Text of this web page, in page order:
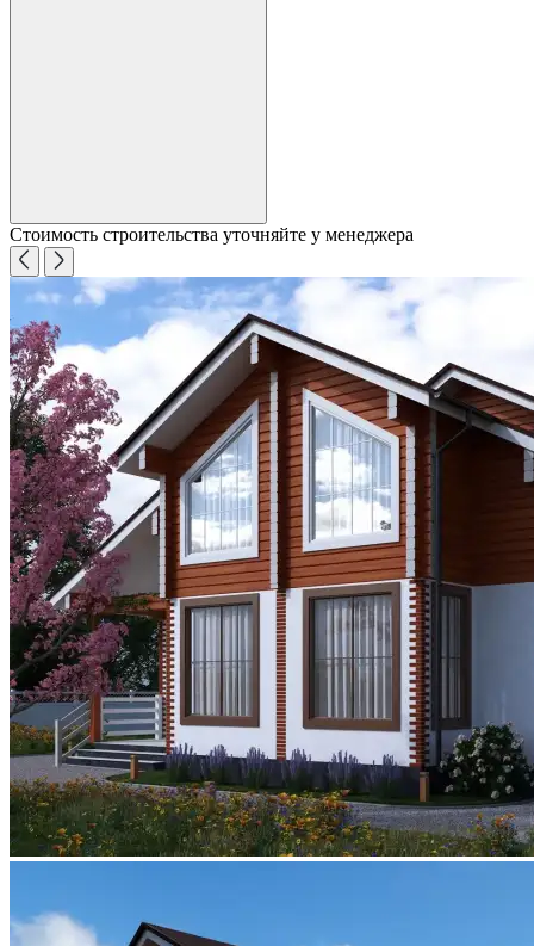
Стоимость строительства уточняйте у менеджера